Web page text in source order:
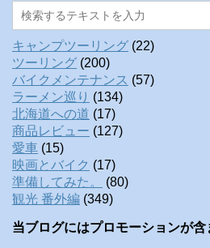
キャンプツーリング (22)
ツーリング (200)
バイクメンテナンス (57)
ラーメン巡り (134)
北海道への道 (17)
商品レビュー (127)
愛車 (15)
映画とバイク (17)
準備してみた。
(80)
観光 番外編 (349)
当ブログにはプロモーションが含